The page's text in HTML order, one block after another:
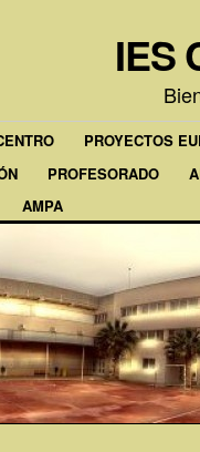
IES
PROYECTOS
PROFESORADO
AMPA